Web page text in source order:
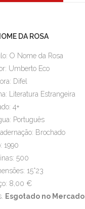
DA ROSA
O Nome da Rosa
Umberto Eco
Difel
Literatura Estrangeira
4+
Português
Brochado
1990
500
15*23
8,00 €
Esgotado no Mercado